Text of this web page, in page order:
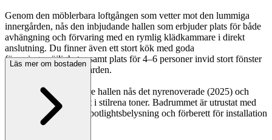
Genom den möblerbara loftgången som vetter mot den lummiga
innergården, nås den inbjudande hallen som erbjuder plats för både
avhängning och förvaring med en rymlig klädkammare i direkt
anslutning. Du finner även ett stort kök med goda
förvaringsmöjligheter samt plats för 4–6 personer invid stort fönster
med utsikt mot innergården.
I anslutning till den inre hallen nås det nyrenoverade (2025) och
helkaklade badrummet i stilrena toner. Badrummet är utrustat med
behaglig golvvärme, spotlightsbelysning och förberett för installation
av tvättmaskin.
Läs mer om bostaden